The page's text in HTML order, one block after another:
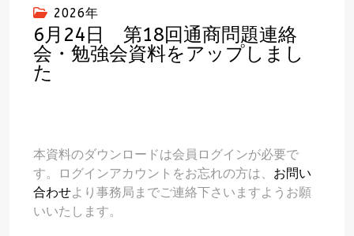
2026年
6月24日 第18回通商問題連絡
会・勉強会資料をアップしまし
た
本資料のダウンロードは会員ログインが必要で
す。ログインアカウントをお忘れの方は、 お問い
合わせより事務局までご連絡下さいますようお願
いいたします。